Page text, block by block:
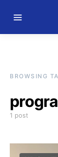
BROWSING
1 post